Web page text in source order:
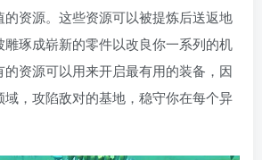
资源。这些资源可以被提炼后送返地
琢成崭新的零件以改良你一系列的机
资源可以用来开启最有用的装备，因
域，攻陷敌对的基地，稳守你在每个异